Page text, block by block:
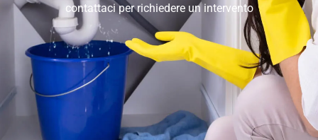
contattaci per richiedere un intervento